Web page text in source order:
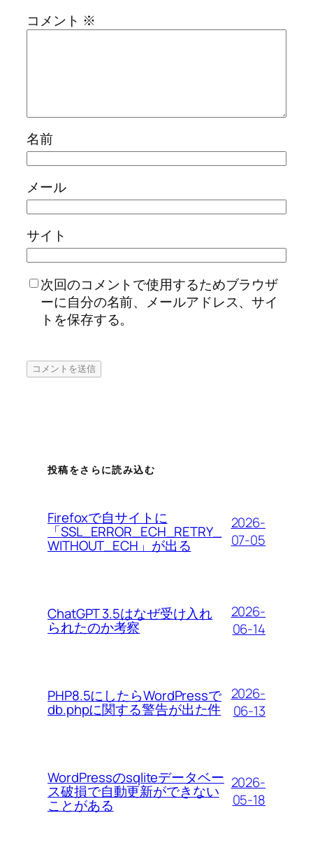
コメント ※
名前
メール
サイト
次回のコメントで使用するためブラウザ
ーに自分の名前、メールアドレス、サイ
トを保存する。
投稿をさらに読み込む
Firefoxで自サイトに
「SSL_ERROR_ECH_RETRY_
WITHOUT_ECH」が出る
2026-
07-05
ChatGPT 3.5はなぜ受け入れ
られたのか考察
2026-
06-14
PHP8.5にしたらWordPressで
db.phpに関する警告が出た件
2026-
06-13
WordPressのsqliteデータベー
ス破損で自動更新ができない
ことがある
2026-
05-18